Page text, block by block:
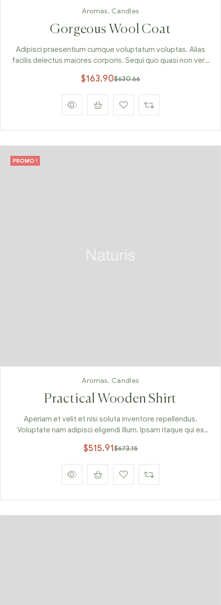
Aromas, Candles
Gorgeous Wool Coat
Adipisci praesentium cumque voluptatum voluptas. Alias
facilis delectus maiores corporis. Sequi quo quasi non vero
$630.66
$163.90
PROMO !
Aromas, Candles
Practical Wooden Shirt
Aperiam et velit et nisi soluta inventore repellendus.
Voluptate nam adipisci eligendi illum. Ipsam itaque qui ex
$673.15
$515.91